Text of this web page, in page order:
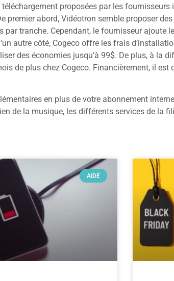
proposées par les fournisseurs
premier abord, Vidéotron semble proposer
tranche. Cependant, le fournisseur ajoute
autre côté, Cogeco offre les frais
des économies jusqu’à 99$. De plus, à la
de plus chez Cogeco. Financièrement, il est
en plus de votre abonnement
de la musique, les différents services de la
AIDE